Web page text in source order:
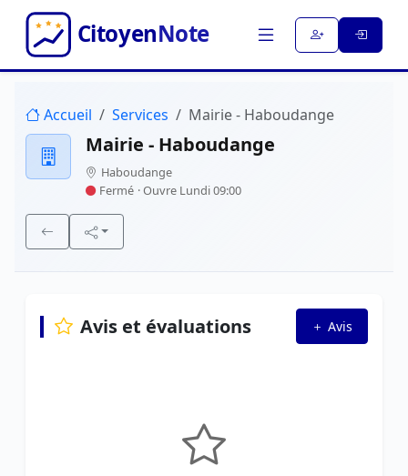
Accueil Services Mairie - Haboudange
Mairie - Haboudange
Haboudange
Fermé · Ouvre Lundi 09:00
Avis et évaluations Avis